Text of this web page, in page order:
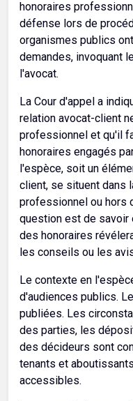
honoraires
défense lors de
organismes publics
demandes, invoquant
l'avocat.
La Cour d'appel a
relation avocat-client
professionnel et qu'il
honoraires engagés
l'espèce, soit un
client, se situent dans
professionnel ou hors
question est de savoir
des honoraires
les conseils ou les
Le contexte en
d'audiences publics.
publiées. Les
des parties, les
des décideurs sont
tenants et
accessibles.